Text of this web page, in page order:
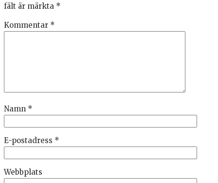
fält är märkta *
Kommentar *
Namn *
E-postadress *
Webbplats